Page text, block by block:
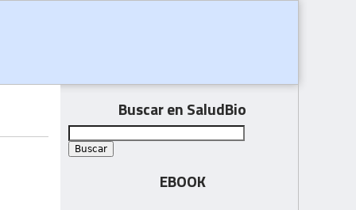
Buscar en SaludBio
EBOOK